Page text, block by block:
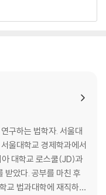
별금지
구하는 법학자. 서울대
울대학교 경제학과에서
대학교 로스쿨(JD)과
았다. 공부를 마친 후
교 법과대학에 재직하였